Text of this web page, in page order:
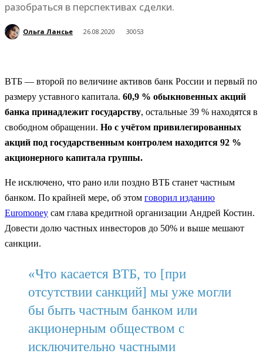
разобраться в перспективах сделки.
Ольга Лансье 26.08.2020 30053
ВТБ — второй по величине активов банк России и первый по
размеру уставного капитала. 60,9 % обыкновенных акций
банка принадлежит государству, остальные 39 % находятся в
свободном обращении. Но с учётом привилегированных
акций под государственным контролем находится 92 %
акционерного капитала группы.
Не исключено, что рано или поздно ВТБ станет частным
банком. По крайней мере, об этом говорил изданию
Euromoney сам глава кредитной организации Андрей Костин.
Довести долю частных инвесторов до 50% и выше мешают
санкции.
«Что касается ВТБ, то [при
отсутствии санкций] мы уже могли
бы быть частным банком или
акционерным обществом с
исключительно частными